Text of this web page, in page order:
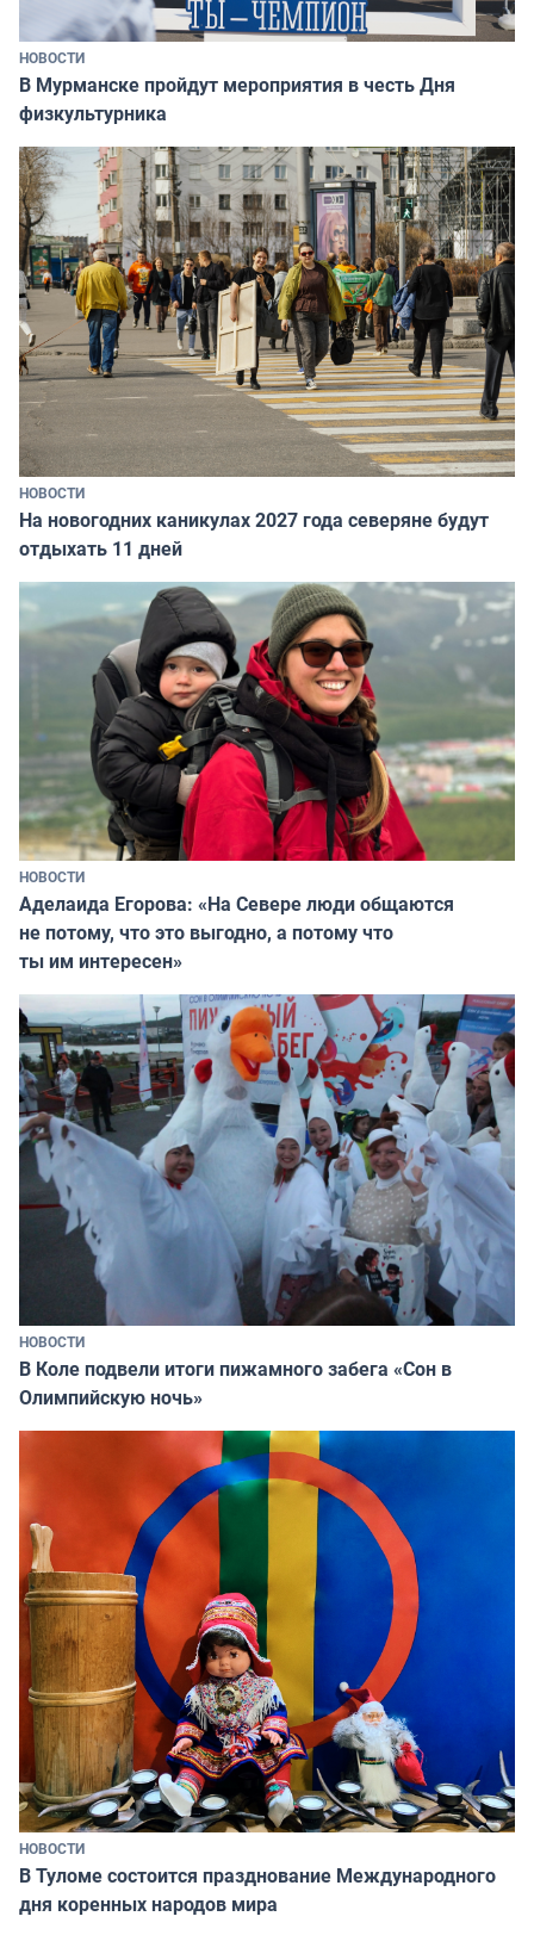
НОВОСТИ
В Мурманске пройдут мероприятия в честь Дня
физкультурника
НОВОСТИ
На новогодних каникулах 2027 года северяне будут
отдыхать 11 дней
НОВОСТИ
Аделаида Егорова: «На Севере люди общаются
не потому, что это выгодно, а потому что
ты им интересен»
НОВОСТИ
В Коле подвели итоги пижамного забега «Сон в
Олимпийскую ночь»
НОВОСТИ
В Туломе состоится празднование Международного
дня коренных народов мира